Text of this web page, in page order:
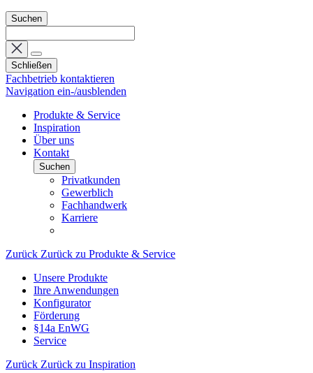
Suchen
Schließen
Fachbetrieb kontaktieren
Navigation ein-/ausblenden
Produkte & Service
Inspiration
Über uns
Kontakt
Suchen
Privatkunden
Gewerblich
Fachhandwerk
Karriere
Zurück Zurück zu Produkte & Service
Unsere Produkte
Ihre Anwendungen
Konfigurator
Förderung
§14a EnWG
Service
Zurück Zurück zu Inspiration